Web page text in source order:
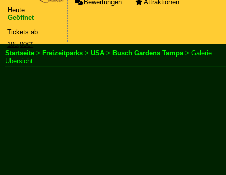
Heute:
Geöffnet
Tickets ab
105,00€*
Bewertungen Attraktionen
Startseite > Freizeitparks > USA > Busch Gardens Tampa> Galerie
Übersicht